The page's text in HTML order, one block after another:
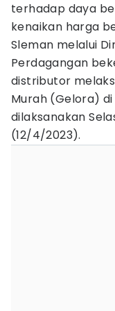
terhadap daya
kenaikan harga
Sleman melalui
Perdagangan
distributor
Murah (Gelora)
dilaksanakan
(12/4/2023).